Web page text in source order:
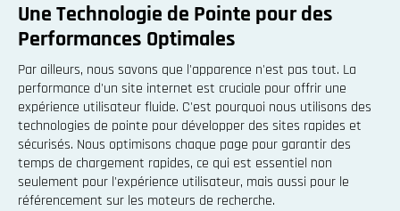
Une Technologie de Pointe pour des
Performances Optimales
Par ailleurs, nous savons que l'apparence n'est pas tout. La
performance d'un site internet est cruciale pour offrir une
expérience utilisateur fluide. C'est pourquoi nous utilisons des
technologies de pointe pour développer des sites rapides et
sécurisés. Nous optimisons chaque page pour garantir des
temps de chargement rapides, ce qui est essentiel non
seulement pour l'expérience utilisateur, mais aussi pour le
référencement sur les moteurs de recherche.